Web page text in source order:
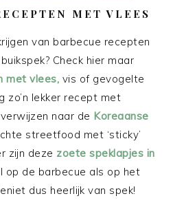
MET VLEES
van barbecue recepten
Check hier maar
met vlees, vis of gevogelte
zo’n lekker recept met
naar de Koreaanse
streetfood met ‘sticky’
zijn deze zoete speklapjes in
op de barbecue als op het
dus heerlijk van spek!